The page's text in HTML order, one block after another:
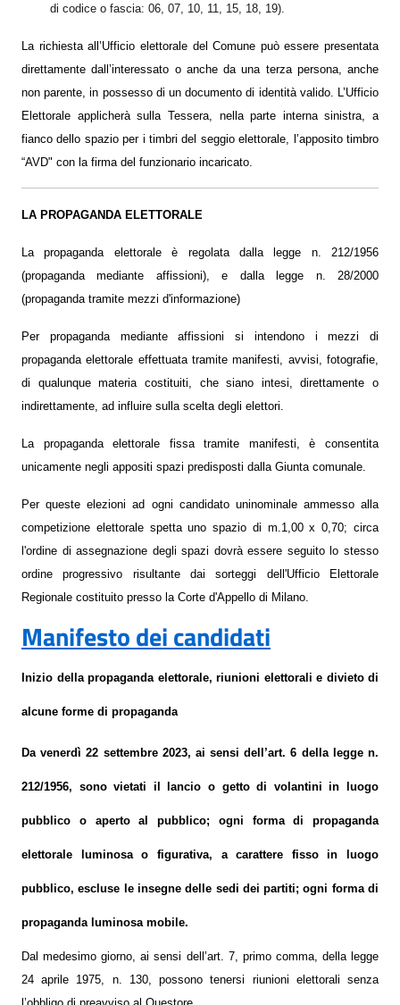
di codice o fascia: 06, 07, 10, 11, 15, 18, 19).
La richiesta all’Ufficio elettorale del Comune può essere presentata
direttamente dall’interessato o anche da una terza persona, anche
non parente, in possesso di un documento di identità valido. L’Ufficio
Elettorale applicherà sulla Tessera, nella parte interna sinistra, a
fianco dello spazio per i timbri del seggio elettorale, l’apposito timbro
“AVD" con la firma del funzionario incaricato.
LA PROPAGANDA ELETTORALE
La propaganda elettorale è regolata dalla legge n. 212/1956
(propaganda mediante affissioni), e dalla legge n. 28/2000
(propaganda tramite mezzi d'informazione)
Per propaganda mediante affissioni si intendono i mezzi di
propaganda elettorale effettuata tramite manifesti, avvisi, fotografie,
di qualunque materia costituiti, che siano intesi, direttamente o
indirettamente, ad influire sulla scelta degli elettori.
La propaganda elettorale fissa tramite manifesti, è consentita
unicamente negli appositi spazi predisposti dalla Giunta comunale.
Per queste elezioni ad ogni candidato uninominale ammesso alla
competizione elettorale spetta uno spazio di m.1,00 x 0,70; circa
l'ordine di assegnazione degli spazi dovrà essere seguito lo stesso
ordine progressivo risultante dai sorteggi dell'Ufficio Elettorale
Regionale costituito presso la Corte d'Appello di Milano.
Manifesto dei candidati
Inizio della propaganda elettorale, riunioni elettorali e divieto di
alcune forme di propaganda
Davenerdì22 settembre 2023, ai sensi dell’art. 6 della legge n.
212/1956, sono vietati il lancio o getto di volantini in luogo
pubblico o aperto al pubblico; ogni forma di propaganda
elettorale luminosa o figurativa, a carattere fisso in luogo
pubblico, escluse le insegne delle sedi dei partiti; ogni forma di
propaganda luminosa mobile.
Dal medesimo giorno, ai sensi dell’art. 7, primo comma, della legge
24 aprile 1975, n. 130, possono tenersi riunioni elettorali senza